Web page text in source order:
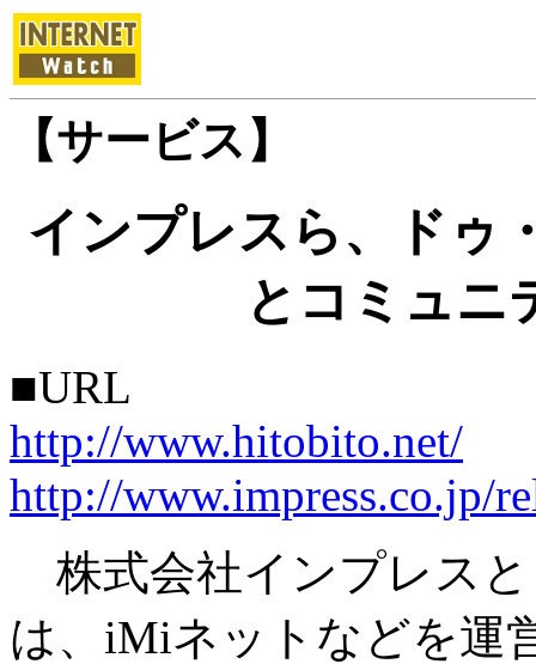
【サービス】
インプレスら、ドゥ
とコミュニ
■URL
http://www.hitobito.net/
http://www.impress.co.jp/
株式会社インプレス
は、iMiネットなどを運